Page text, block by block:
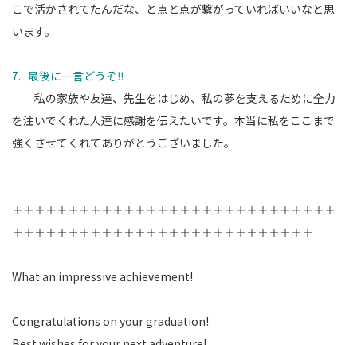
こで活かされてたんだな、 と点と点が繋がっていればいいなと思
います。
7. 最後に一言どうぞ‼️
私の家族や友達、先生をはじめ、私の夢を支えるために全力
を注いでくれた人達に感謝を伝えたいです。本当に私をここまで
強くさせてくれてありがとうございました。
＋＋＋＋＋＋＋＋＋＋＋＋＋＋＋＋＋＋＋＋＋＋＋＋＋＋＋＋＋
＋＋＋＋＋＋＋＋＋＋＋＋＋＋＋＋＋＋＋＋＋＋＋＋＋＋＋
What an impressive achievement!
Congratulations on your graduation!